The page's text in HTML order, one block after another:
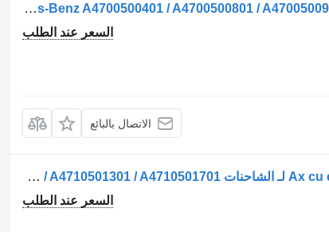
عمود الكامات Arbore cu came لـ الشاحنات Mercedes-Benz A4700500401 / A4700500801 / A4700500901
السعر عند الطلب
الاتصال بالبائع
عمود الكامات Ax cu came (arbore cu came) pentru لـ الشاحنات Mercedes-Benz A4710501001 / A4710501301 / A4710501701
السعر عند الطلب